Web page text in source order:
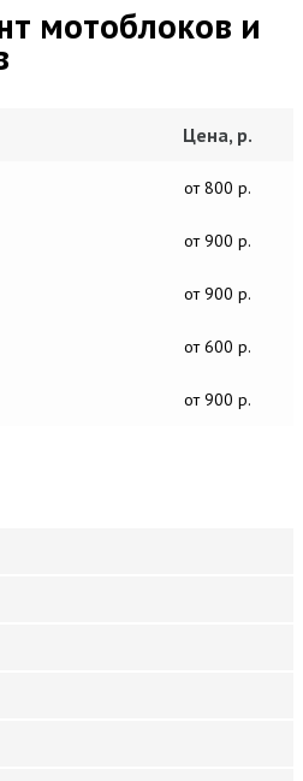
мотоблоков и
Цена, р.
от 800 р.
от 900 р.
от 900 р.
от 600 р.
от 900 р.